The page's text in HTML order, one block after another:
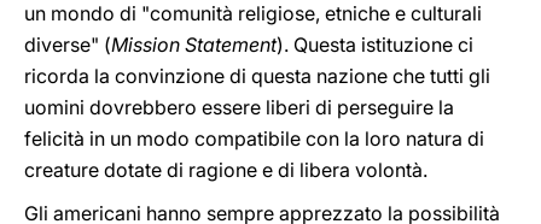
un mondo di "comunità religiose, etniche e culturali
diverse" (Mission Statement). Questa istituzione ci
ricorda la convinzione di questa nazione che tutti gli
uomini dovrebbero essere liberi di perseguire la
felicità in un modo compatibile con la loro natura di
creature dotate di ragione e di libera volontà.
Gli americani hanno sempre apprezzato la possibilità